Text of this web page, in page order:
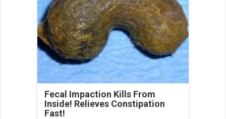
Fecal Impaction Kills From
Inside! Relieves Constipation
Fast!